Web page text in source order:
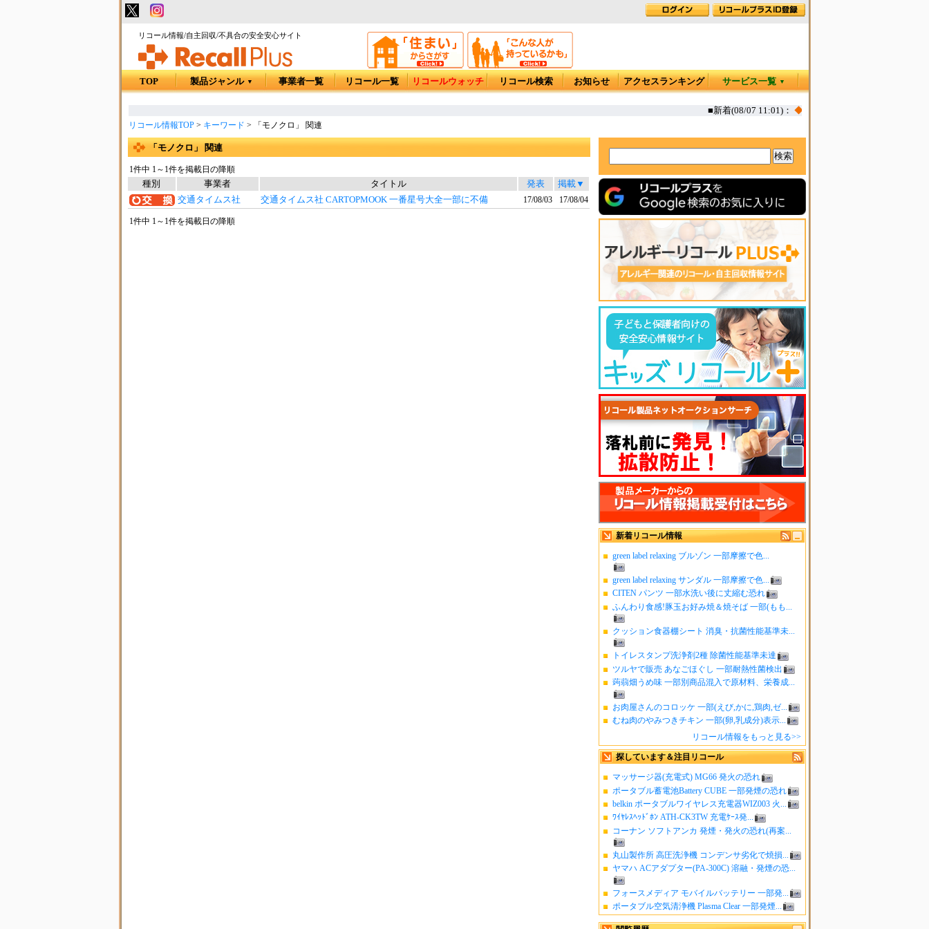
リコール情報/自主回収/不具合の安全安心サイト
TOP 製品ジャンル ▼ 事業者一覧 リコール一覧 リコールウォッチ リコール検索 お知らせ アクセスランキング サービス一覧 ▼
■新着(08/07 11:01)：◆CITEN パンツ 一部水洗い後に丈
リコール情報TOP> キーワード > 「モノクロ」 関連
新着リコール情報
green label relaxing ブルゾン 一部摩擦で色...
green label relaxing サンダル 一部摩擦で色...
CITEN パンツ 一部水洗い後に丈縮む恐れ
ふんわり食感!豚玉お好み焼＆焼そば 一部(もも...
クッション食器棚シート 消臭・抗菌性能基準未...
トイレスタンプ洗浄剤2種 除菌性能基準未達
ツルヤで販売 あなごほぐし 一部耐熱性菌検出
蒟蒻畑うめ味 一部別商品混入で原材料、栄養成...
お肉屋さんのコロッケ 一部(えび,かに,鶏肉,ゼ...
むね肉のやみつきチキン 一部(卵,乳成分)表示...
リコール情報をもっと見る>>
探しています＆注目リコール
マッサージ器(充電式) MG66 発火の恐れ
ポータブル蓄電池Battery CUBE 一部発煙の恐れ
belkin ポータブルワイヤレス充電器WIZ003 火...
ﾜｲﾔﾚｽﾍｯﾄﾞﾎﾝ ATH-CK3TW 充電ｹｰｽ発...
コーナン ソフトアンカ 発煙・発火の恐れ(再案...
丸山製作所 高圧洗浄機 コンデンサ劣化で焼損...
ヤマハ ACアダプター(PA-300C) 溶融・発煙の恐...
フォースメディア モバイルバッテリー 一部発...
ポータブル空気清浄機 Plasma Clear 一部発煙...
「モノクロ」 関連
1件中 1～1件を掲載日の降順
種別 事業者 タイトル 発表
掲載▼
交通タイムス社
交通タイムス社 CARTOPMOOK 一番星号大全一部に不備 17/08/03 17/08/04
1件中 1～1件を掲載日の降順